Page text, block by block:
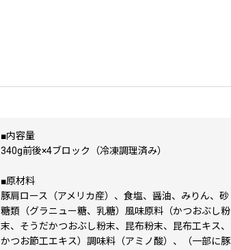
■内容量
340g前後×4ブロック（冷凍調理済み）
■原材料
豚肩ロース（アメリカ産）、食塩、醤油、みりん、砂
糖類（グラニュー糖、乳糖）風味原料（かつおぶし粉
末、そうだかつおぶし粉末、昆布粉末、昆布工キス、
かつお節工エキス）調味料（アミノ酸）、（一部に豚